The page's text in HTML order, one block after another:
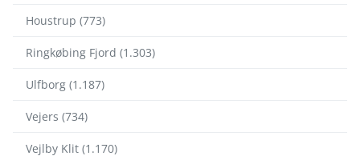
Houstrup (773)
Ringkøbing Fjord (1.303)
Ulfborg (1.187)
Vejers (734)
Vejlby Klit (1.170)